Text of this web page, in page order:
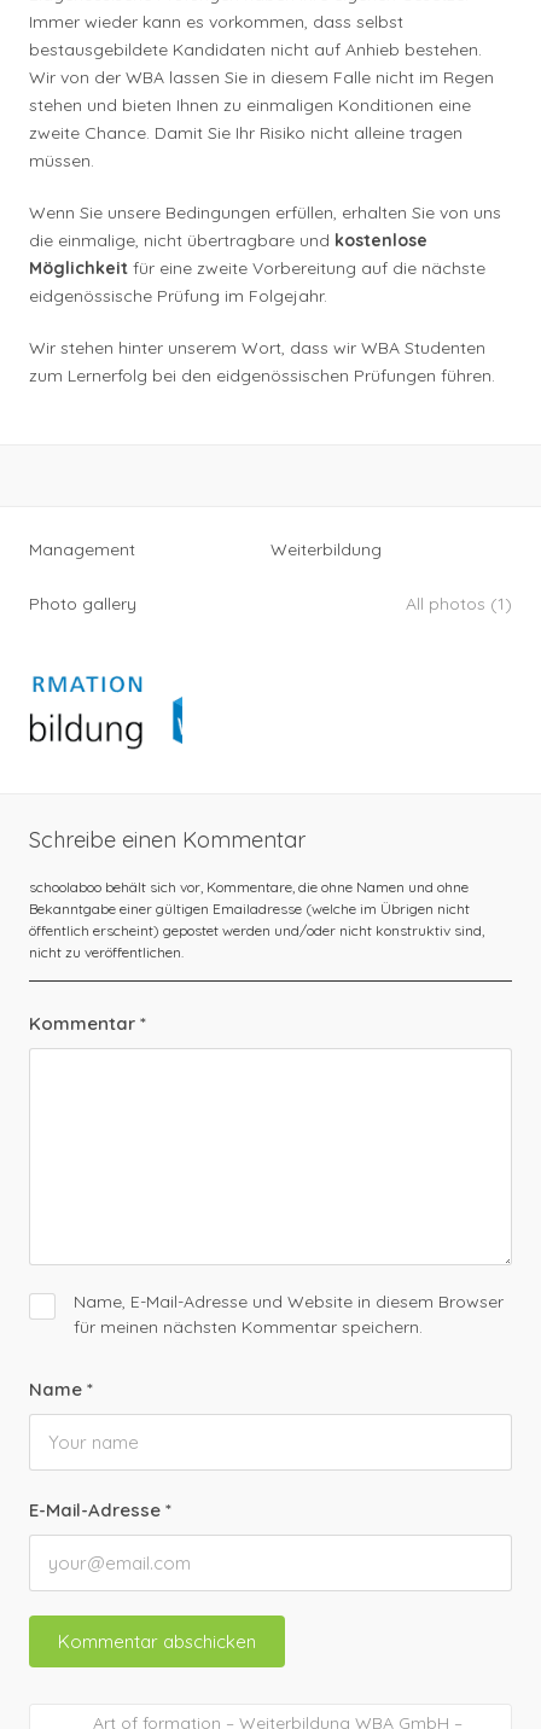
Immer wieder kann es vorkommen, dass selbst
bestausgebildete Kandidaten nicht auf Anhieb bestehen.
Wir von der WBA lassen Sie in diesem Falle nicht im Regen
stehen und bieten Ihnen zu einmaligen Konditionen eine
zweite Chance. Damit Sie Ihr Risiko nicht alleine tragen
müssen.
Wenn Sie unsere Bedingungen erfüllen, erhalten Sie von uns
die einmalige, nicht übertragbare und kostenlose
Möglichkeit für eine zweite Vorbereitung auf die nächste
eidgenössische Prüfung im Folgejahr.
Wir stehen hinter unserem Wort, dass wir WBA Studenten
zum Lernerfolg bei den eidgenössischen Prüfungen führen.
Management Weiterbildung
Photo gallery All photos (1)
Schreibe einen Kommentar
Kommentar *
Name *
E-Mail-Adresse *
Name, E-Mail-Adresse und Website in diesem Browser
für meinen nächsten Kommentar speichern.
Art of formation – Weiterbildung WBA GmbH –